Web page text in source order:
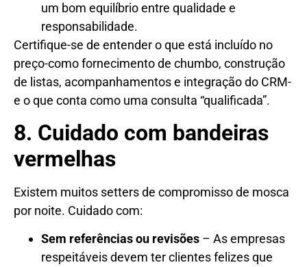
um bom equilíbrio entre qualidade e
responsabilidade.
Certifique-se de entender o que está incluído no
preço-como fornecimento de chumbo, construção
de listas, acompanhamentos e integração do CRM-
e o que conta como uma consulta “qualificada”.
8. Cuidado com bandeiras
vermelhas
Existem muitos setters de compromisso de mosca
por noite. Cuidado com:
Sem referências ou revisões – As empresas
respeitáveis ​​devem ter clientes felizes que